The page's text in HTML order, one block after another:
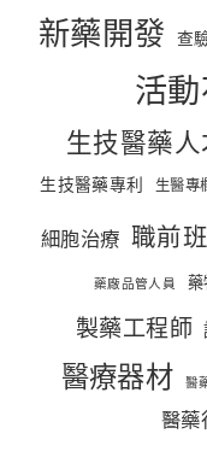
新藥開發 查
活
生技醫藥
生技醫藥專利 生醫專
細胞治療 職前班
藥廠品管人員
製藥工程師
醫療器材 醫
醫藥